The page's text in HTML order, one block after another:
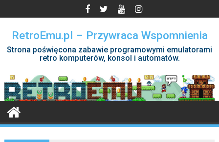
to
contentRetroEmu.pl – Przywraca Wspomnienia
Strona poświęcona zabawie programowymi emulatorami
retro komputerów, konsol i automatów.